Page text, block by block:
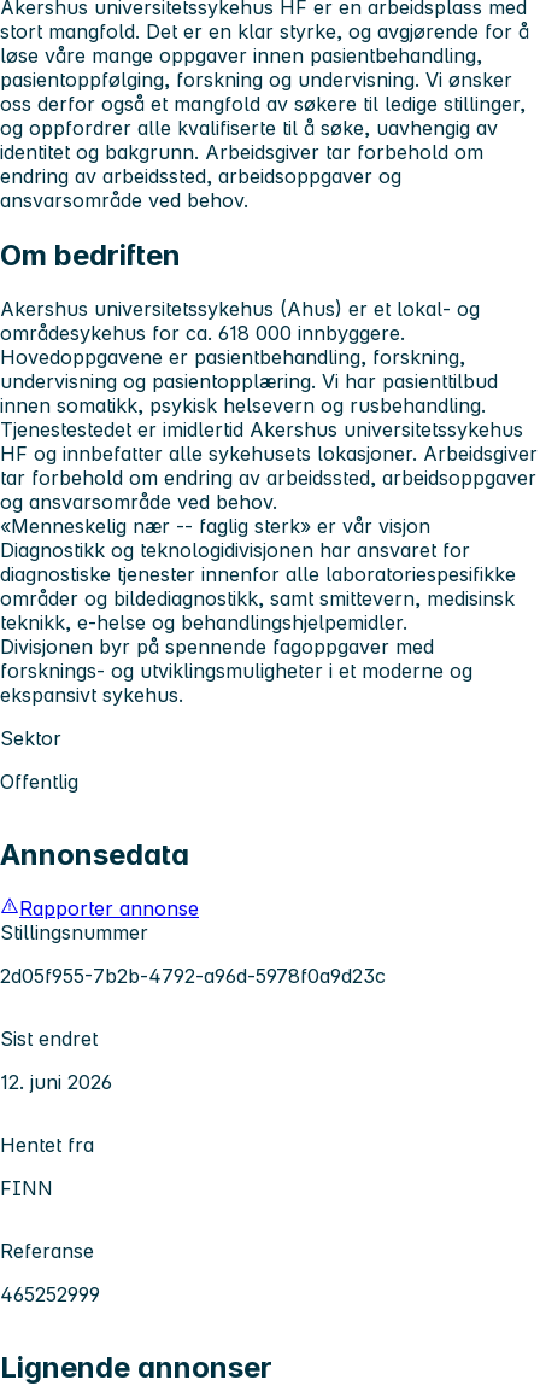
Akershus universitetssykehus HF er en arbeidsplass med
stort mangfold. Det er en klar styrke, og avgjørende for å
løse våre mange oppgaver innen pasientbehandling,
pasientoppfølging, forskning og undervisning. Vi ønsker
oss derfor også et mangfold av søkere til ledige stillinger,
og oppfordrer alle kvalifiserte til å søke, uavhengig av
identitet og bakgrunn. Arbeidsgiver tar forbehold om
endring av arbeidssted, arbeidsoppgaver og
ansvarsområde ved behov.
Om bedriften
Akershus universitetssykehus (Ahus) er et lokal- og
områdesykehus for ca. 618 000 innbyggere.
Hovedoppgavene er pasientbehandling, forskning,
undervisning og pasientopplæring. Vi har pasienttilbud
innen somatikk, psykisk helsevern og rusbehandling.
Tjenestestedet er imidlertid Akershus universitetssykehus
HF og innbefatter alle sykehusets lokasjoner. Arbeidsgiver
tar forbehold om endring av arbeidssted, arbeidsoppgaver
og ansvarsområde ved behov.
«Menneskelig nær -- faglig sterk» er vår visjon
Diagnostikk og teknologidivisjonen har ansvaret for
diagnostiske tjenester innenfor alle laboratoriespesifikke
områder og bildediagnostikk, samt smittevern, medisinsk
teknikk, e-helse og behandlingshjelpemidler.
Divisjonen byr på spennende fagoppgaver med
forsknings- og utviklingsmuligheter i et moderne og
ekspansivt sykehus.
Sektor
Offentlig
Annonsedata
Rapporter annonse
Stillingsnummer
2d05f955-7b2b-4792-a96d-5978f0a9d23c
Sist endret
12. juni 2026
Hentet fra
FINN
Referanse
465252999
Lignende annonser